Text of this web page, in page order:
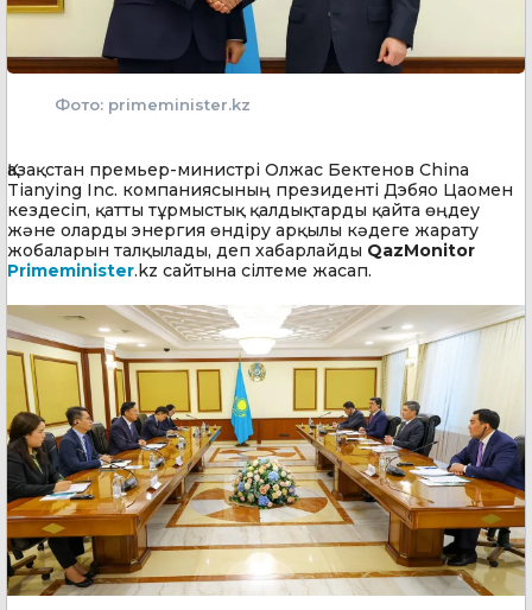
Фото: primeminister.kz
Қазақстан премьер-министрі Олжас Бектенов China
Tianying Inc. компаниясының президенті Дэбяо Цаомен
кездесіп, қатты тұрмыстық қалдықтарды қайта өңдеу
және оларды энергия өндіру арқылы кәдеге жарату
жобаларын талқылады, деп хабарлайды QazMonitor
Primeminister.kz сайтына сілтеме жасап.